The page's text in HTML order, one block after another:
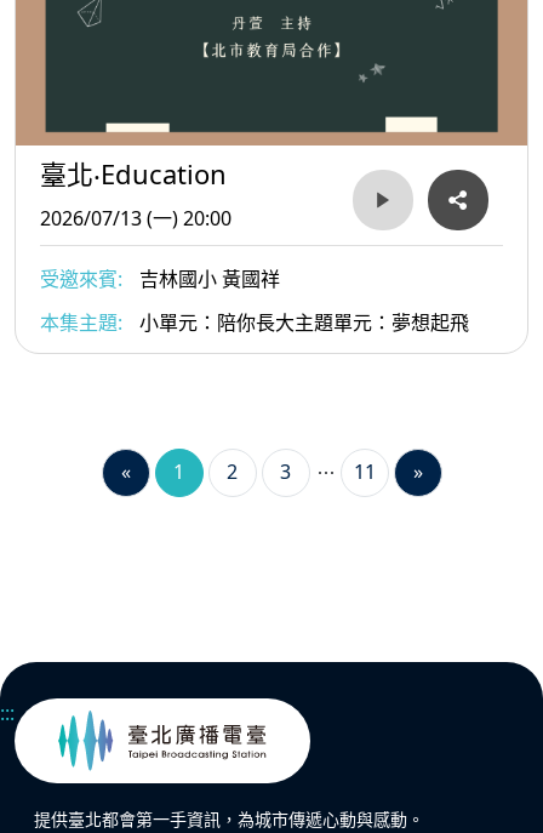
臺北‧Education
2026/07/13 (一) 20:00
受邀來賓:
吉林國小 黃國祥
本集主題:
小單元：陪你長大主題單元：夢想起飛
« 1 2 3 11 »
:::
提供臺北都會第一手資訊，為城市傳遞心動與感動。